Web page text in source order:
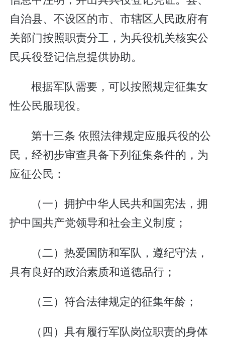
自治县、不设区的市、市辖区人民政府有
关部门按照职责分工，为兵役机关核实公
民兵役登记信息提供协助。
根据军队需要，可以按照规定征集女
性公民服现役。
第十三条 依照法律规定应服兵役的公
民，经初步审查具备下列征集条件的，为
应征公民：
（一）拥护中华人民共和国宪法，拥
护中国共产党领导和社会主义制度；
（二）热爱国防和军队，遵纪守法，
具有良好的政治素质和道德品行；
（三）符合法律规定的征集年龄；
（四）具有履行军队岗位职责的身体